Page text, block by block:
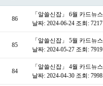
86
「알쓸신잡」 6월 카드뉴스
날짜: 2024-06-24 조회: 7217
85
「알쓸신잡」 5월 카드뉴스
날짜: 2024-05-27 조회: 7919
84
「알쓸신잡」 4월 카드뉴스
날짜: 2024-04-30 조회: 7998